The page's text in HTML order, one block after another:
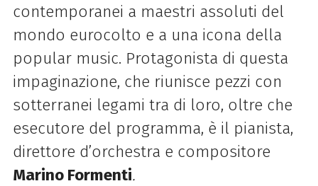
contemporanei a maestri assoluti del
mondo eurocolto e a una icona della
popular music. Protagonista di questa
impaginazione, che riunisce pezzi con
sotterranei legami tra di loro, oltre che
esecutore del programma, è il pianista,
direttore d’orchestra e compositore
Marino Formenti.